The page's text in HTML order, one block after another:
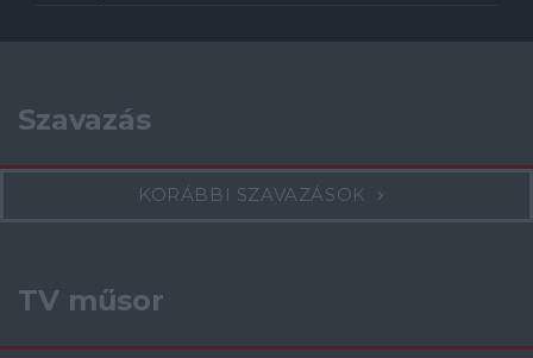
Szavazás
KORÁBBI SZAVAZÁSOK
TV műsor